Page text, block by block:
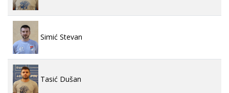
Simić Stevan
Tasić Dušan